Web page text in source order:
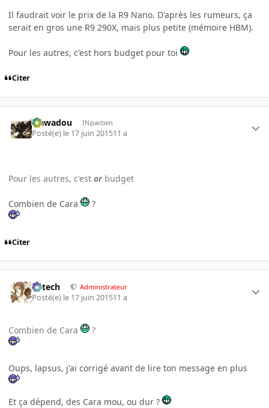
Il faudrait voir le prix de la R9 Nano. D'après les rumeurs, ça
serait en gros une R9 290X, mais plus petite (mémoire HBM).
Pour les autres, c'est hors budget pour toi
Citer
wawadou INpactien
Posté(e) le 17 juin 201511 a
Pour les autres, c'est orbudget
Combien de Cara ?
Citer
Edtech Administrateur
Posté(e) le 17 juin 201511 a
Combien de Cara ?
Oups, lapsus, j'ai corrigé avant de lire ton message en plus
Et ça dépend, des Cara mou, ou dur ?